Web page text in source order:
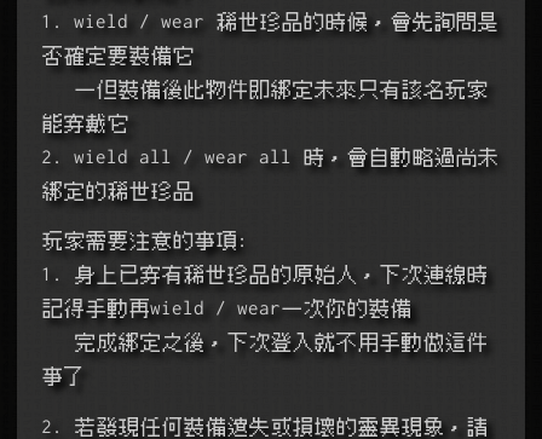
1. wield / wear 稀世珍品的時候，會先詢問是
否確定要裝備它
能穿戴它
2. wield all / wear all 時，會自動略過尚未
綁定的稀世珍品
玩家需要注意的事項:
1. 身上已穿有稀世珍品的原始人，下次連線時
記得手動再wield / wear一次你的裝備
事了
2. 若發現任何裝備遺失或損壞的靈異現象，請